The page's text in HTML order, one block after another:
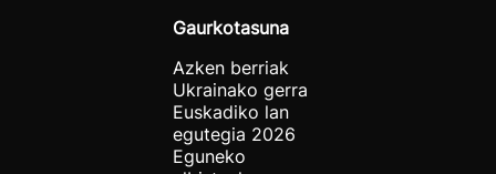
Gaurkotasuna
Azken berriak
Ukrainako gerra
Euskadiko lan
egutegia 2026
Eguneko